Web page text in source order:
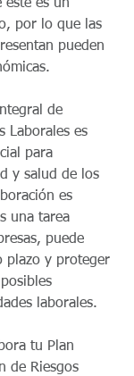
este es un
por lo que las
pueden
de
Laborales es
para
y salud de los
es
una tarea
puede
plazo y proteger
laborales.
tu Plan
de Riesgos